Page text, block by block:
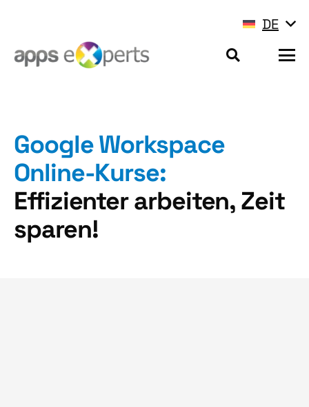
DE
Google Workspace
Online-Kurse:
Effizienter arbeiten, Zeit
sparen!